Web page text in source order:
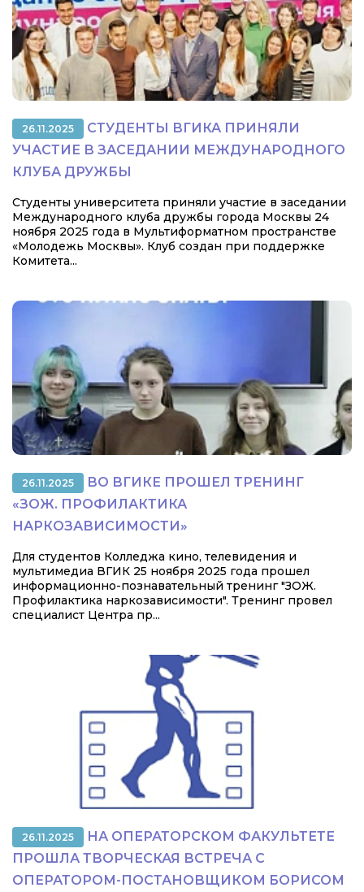
26.11.2025
СТУДЕНТЫ ВГИКА ПРИНЯЛИ
УЧАСТИЕ В ЗАСЕДАНИИ МЕЖДУНАРОДНОГО
КЛУБА ДРУЖБЫ
Студенты университета приняли участие в заседании
Международного клуба дружбы города Москвы 24
ноября 2025 года в Мультиформатном пространстве
«Молодежь Москвы». Клуб создан при поддержке
Комитета...
26.11.2025
ВО ВГИКЕ ПРОШЕЛ ТРЕНИНГ
«ЗОЖ. ПРОФИЛАКТИКА
НАРКОЗАВИСИМОСТИ»
Для студентов Колледжа кино, телевидения и
мультимедиа ВГИК 25 ноября 2025 года прошел
информационно-познавательный тренинг "ЗОЖ.
Профилактика наркозависимости". Тренинг провел
специалист Центра пр...
26.11.2025
НА ОПЕРАТОРСКОМ ФАКУЛЬТЕТЕ
ПРОШЛА ТВОРЧЕСКАЯ ВСТРЕЧА С
ОПЕРАТОРОМ-ПОСТАНОВЩИКОМ БОРИСОМ